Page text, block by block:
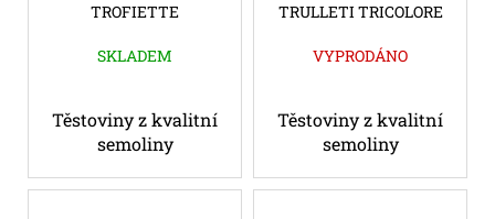
TROFIETTE
SKLADEM
Těstoviny z kvalitní
semoliny
TRULLETI TRICOLORE
VYPRODÁNO
Těstoviny z kvalitní
semoliny